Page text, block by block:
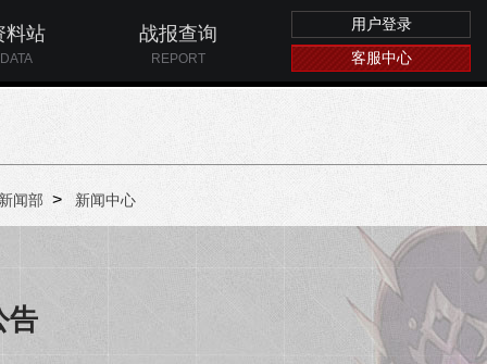
料站
DATA
战报查询
REPORT
用户登录
客服中心
闻部 > 新闻中心
告